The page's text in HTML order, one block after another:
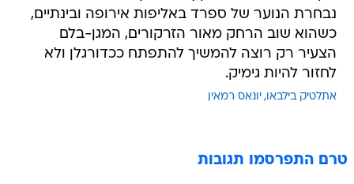
נבחרת הנוער של ספרד באליפות אירופה ובינתיים,
כשהוא שוב הרחק מאור הזרקורים, המגן-בלם
הצעיר רק רוצה להמשיך להתפתח ככדורגלן ולא
לחזור להיות גימיק.
אתלטיק בילבאו יונאס רמאין
טרם התפרסמו תגובות